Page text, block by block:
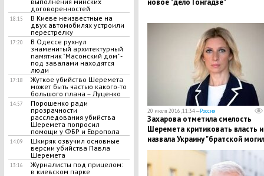
договоренностей
18:15
В Киеве неизвестные на
двух автомобилях устроили
перестрелку
17:20
В Одессе рухнул
знаменитый архитектурный
памятник "Масонский дом" -
под завалами находятся
люди
17:18
Жуткое убийство Шеремета
может быть частью какого-то
большого плана – Луценко
14:57
Порошенко ради
прозрачности
расследования убийства
Шеремета попросил
помощи у ФБР и Европола
14:09
Шкиряк озвучил основные
версии убийства Павла
Шеремета
13:16
Журналисты под прицелом:
в киевском парке
20 июля 2016, 11:34 —Россия
Захарова отметила смелость
Шеремета критиковать власть и
назвала Украину "братской
журналистов"